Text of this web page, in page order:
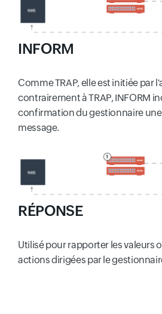
INFORM
Comme TRAP, elle est initiée par
contrairement à TRAP, INFORM
confirmation du gestionnaire une
message.
RÉPONSE
Utilisé pour rapporter les valeurs
actions dirigées par le